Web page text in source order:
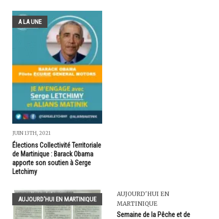
A LA UNE
JUIN 13TH, 2021
Élections Collectivité Territoriale
de Martinique : Barack Obama
apporte son soutien à Serge
Letchimy
AUJOURD'HUI EN MARTINIQUE
AUJOURD'HUI EN
MARTINIQUE
Semaine de la Pêche et de